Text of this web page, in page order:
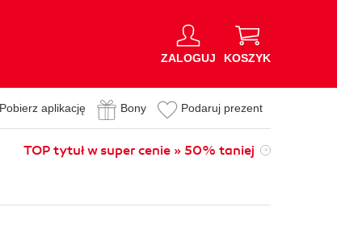
ZALOGUJ KOSZYK
Pobierz aplikację Bony Podaruj prezent
TOP tytuł w super cenie » 50% taniej